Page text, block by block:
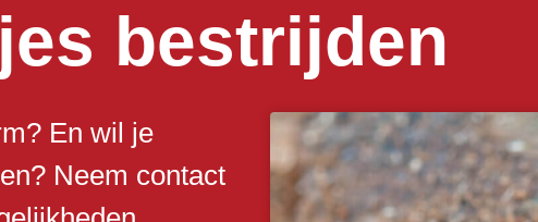
bestrijden
En wil je
Neem contact